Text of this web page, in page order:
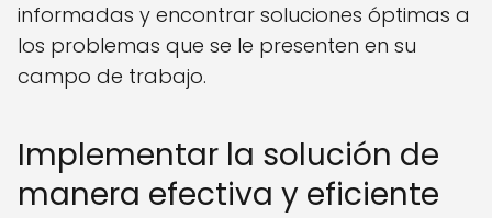
informadas y encontrar soluciones óptimas a
los problemas que se le presenten en su
campo de trabajo.
Implementar la solución de
manera efectiva y eficiente